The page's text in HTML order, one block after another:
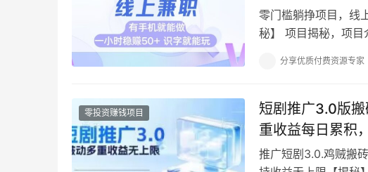
零门槛躺挣项目，线
秘】 项目揭秘，项目
分享优质付费资源专家
零投资赚钱项目
短剧推广3.0版
重收益每日累积
推广短剧3.0.鸡贼搬